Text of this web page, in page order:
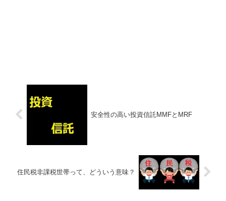
安全性の高い投資信託MMFとMRF
住民税非課税世帯って、どういう意味？